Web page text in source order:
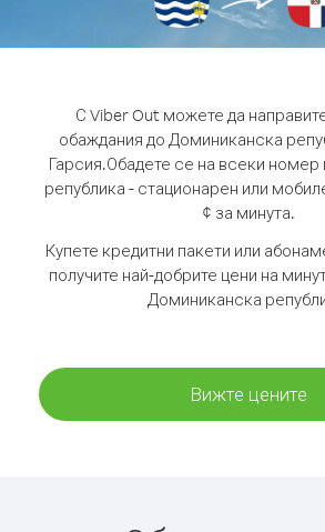
С Viber Out можете да
обаждания до Доминиканска
Гарсия.Обадете се на всеки
република - стационарен или
¢ за минута.
Купете кредитни пакети или
получите най-добрите цени на
Доминиканска
Вижте цените